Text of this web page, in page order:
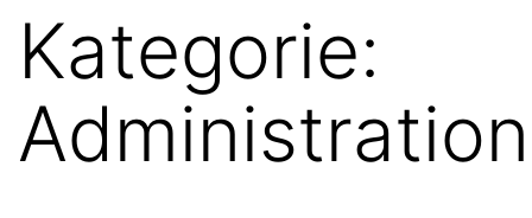
Kategorie:
Administration